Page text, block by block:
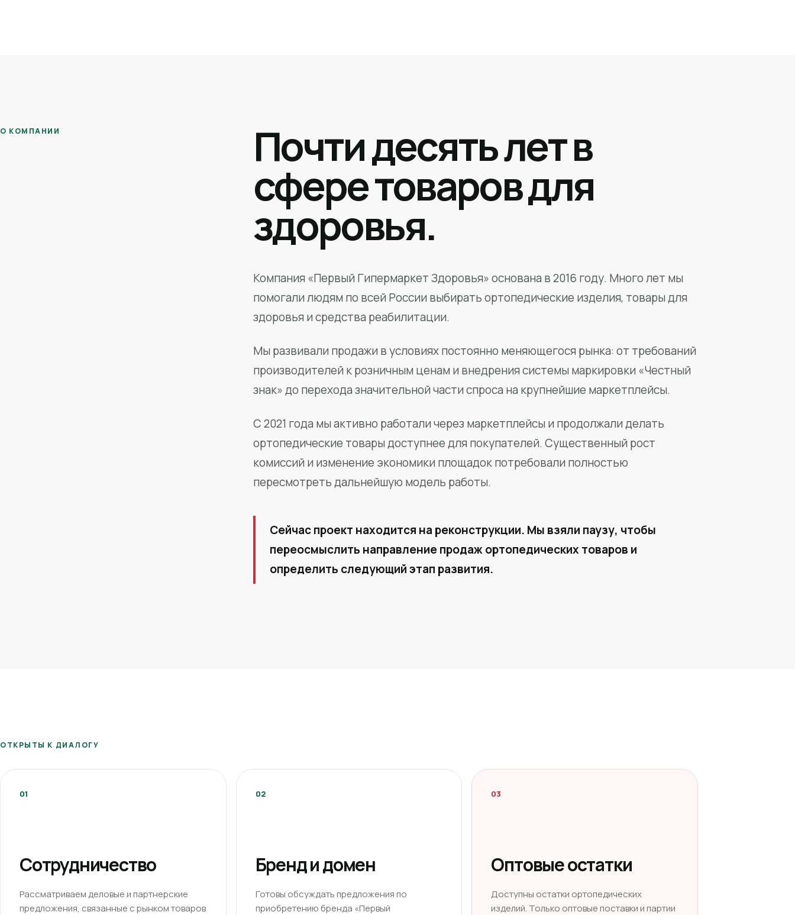
О КОМПАНИИ Почти десять лет в
сфере товаров для
здоровья.
Компания «Первый Гипермаркет Здоровья» основана в 2016 году. Много лет мы
помогали людям по всей России выбирать ортопедические изделия, товары для
здоровья и средства реабилитации.
Мы развивали продажи в условиях постоянно меняющегося рынка: от требований
производителей к розничным ценам и внедрения системы маркировки «Честный
знак» до перехода значительной части спроса на крупнейшие маркетплейсы.
С 2021 года мы активно работали через маркетплейсы и продолжали делать
ортопедические товары доступнее для покупателей. Существенный рост
комиссий и изменение экономики площадок потребовали полностью
пересмотреть дальнейшую модель работы.
Сейчас проект находится на реконструкции. Мы взяли паузу, чтобы
переосмыслить направление продаж ортопедических товаров и
определить следующий этап развития.
ОТКРЫТЫ К ДИАЛОГУ
01
Сотрудничество
Рассматриваем деловые и партнерские
предложения, связанные с рынком товаров
02
Бренд и домен
Готовы обсуждать предложения по
приобретению бренда «Первый
03
Оптовые остатки
Доступны остатки ортопедических
изделий. Только оптовые поставки и партии